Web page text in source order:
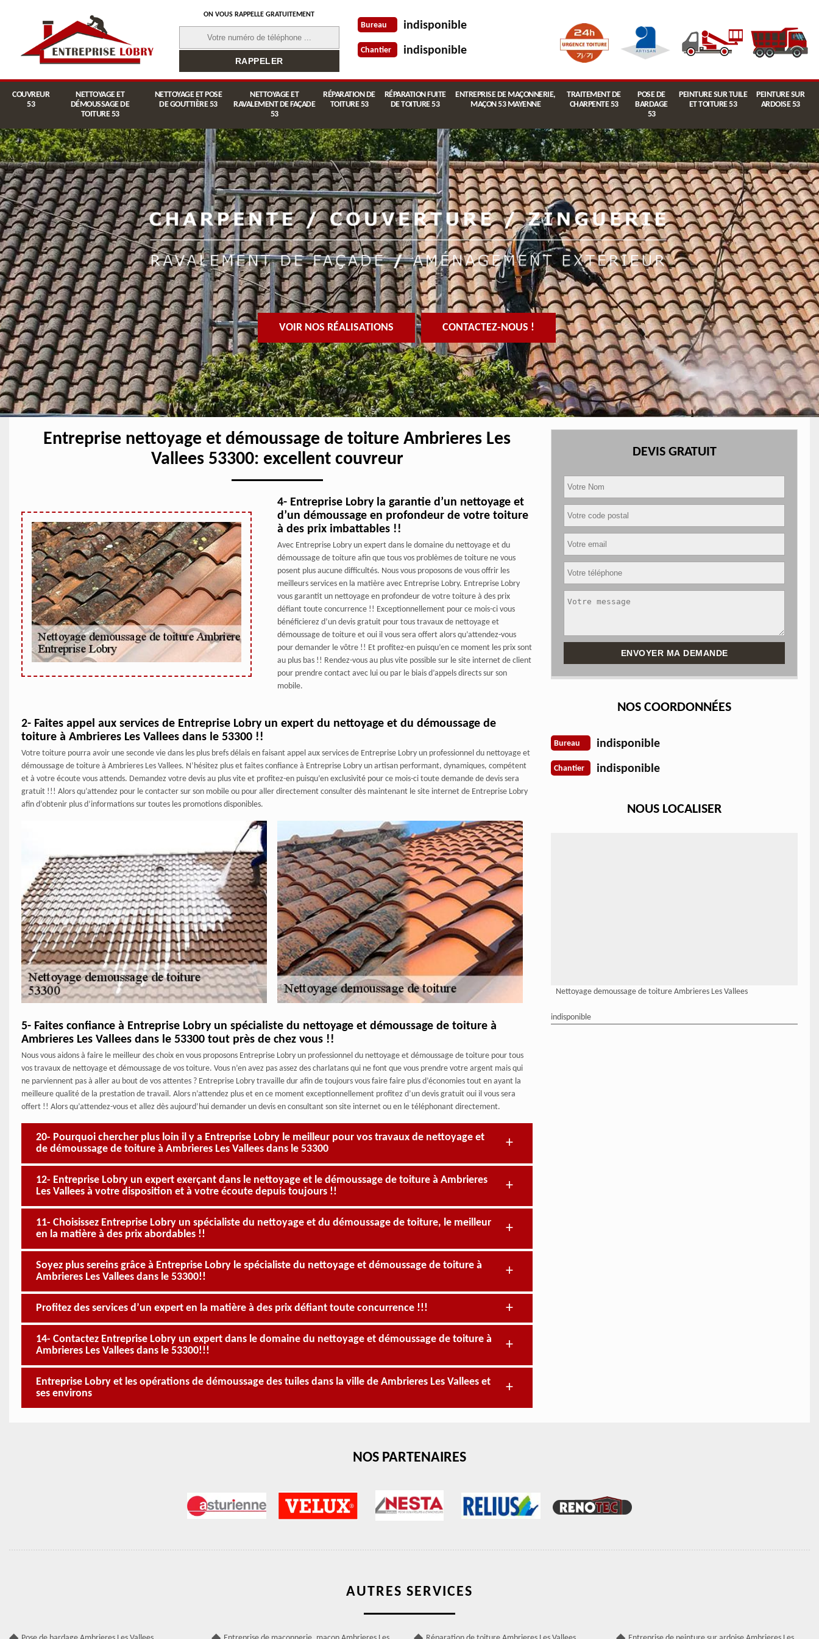
ON VOUS RAPPELLE GRATUITEMENT
Bureau indisponible
Chantier indisponible
COUVREUR
53
NETTOYAGE ET
DÉMOUSSAGE DE
TOITURE 53
NETTOYAGE ET POSE
DE GOUTTIÈRE 53
NETTOYAGE ET
RAVALEMENT DE FAÇADE
53
RÉPARATION DE
TOITURE 53
RÉPARATION FUITE
DE TOITURE 53
ENTREPRISE DE MAÇONNERIE,
MAÇON 53 MAYENNE
TRAITEMENT DE
CHARPENTE 53
POSE DE
BARDAGE
53
PEINTURE SUR TUILE
ET TOITURE 53
PEINTURE SUR
ARDOISE 53
VOIR NOS RÉALISATIONS CONTACTEZ-NOUS !
Entreprise nettoyage et démoussage de toiture Ambrieres Les
Vallees 53300: excellent couvreur
4- Entreprise Lobry la garantie d’un nettoyage et
d’un démoussage en profondeur de votre toiture
à des prix imbattables !!
Avec Entreprise Lobry un expert dans le domaine du nettoyage et du
démoussage de toiture afin que tous vos problèmes de toiture ne vous
posent plus aucune difficultés. Nous vous proposons de vous offrir les
meilleurs services en la matière avec Entreprise Lobry. Entreprise Lobry
vous garantit un nettoyage en profondeur de votre toiture à des prix
défiant toute concurrence !! Exceptionnellement pour ce mois-ci vous
bénéficierez d’un devis gratuit pour tous travaux de nettoyage et
démoussage de toiture et oui il vous sera offert alors qu’attendez-vous
pour demander le vôtre !! Et profitez-en puisqu’en ce moment les prix sont
au plus bas !! Rendez-vous au plus vite possible sur le site internet de client
pour prendre contact avec lui ou par le biais d’appels directs sur son
mobile.
2- Faites appel aux services de Entreprise Lobry un expert du nettoyage et du démoussage de
toiture à Ambrieres Les Vallees dans le 53300 !!
Votre toiture pourra avoir une seconde vie dans les plus brefs délais en faisant appel aux services de Entreprise Lobry un professionnel du nettoyage et
démoussage de toiture à Ambrieres Les Vallees. N’hésitez plus et faites confiance à Entreprise Lobry un artisan performant, dynamiques, compétent
et à votre écoute vous attends. Demandez votre devis au plus vite et profitez-en puisqu’en exclusivité pour ce mois-ci toute demande de devis sera
gratuit !!! Alors qu’attendez pour le contacter sur son mobile ou pour aller directement consulter dès maintenant le site internet de Entreprise Lobry
afin d’obtenir plus d’informations sur toutes les promotions disponibles.
5- Faites confiance à Entreprise Lobry un spécialiste du nettoyage et démoussage de toiture à
Ambrieres Les Vallees dans le 53300 tout près de chez vous !!
Nous vous aidons à faire le meilleur des choix en vous proposons Entreprise Lobry un professionnel du nettoyage et démoussage de toiture pour tous
vos travaux de nettoyage et démoussage de vos toiture. Vous n’en avez pas assez des charlatans qui ne font que vous prendre votre argent mais qui
ne parviennent pas à aller au bout de vos attentes ? Entreprise Lobry travaille dur afin de toujours vous faire faire plus d’économies tout en ayant la
meilleure qualité de la prestation de travail. Alors n’attendez plus et en ce moment exceptionnellement profitez d’un devis gratuit oui il vous sera
offert !! Alors qu’attendez-vous et allez dès aujourd’hui demander un devis en consultant son site internet ou en le téléphonant directement.
20- Pourquoi chercher plus loin il y a Entreprise Lobry le meilleur pour vos travaux de nettoyage et
de démoussage de toiture à Ambrieres Les Vallees dans le 53300
12- Entreprise Lobry un expert exerçant dans le nettoyage et le démoussage de toiture à Ambrieres
Les Vallees à votre disposition et à votre écoute depuis toujours !!
11- Choisissez Entreprise Lobry un spécialiste du nettoyage et du démoussage de toiture, le meilleur
en la matière à des prix abordables !!
Soyez plus sereins grâce à Entreprise Lobry le spécialiste du nettoyage et démoussage de toiture à
Ambrieres Les Vallees dans le 53300!!
Profitez des services d’un expert en la matière à des prix défiant toute concurrence !!!
14- Contactez Entreprise Lobry un expert dans le domaine du nettoyage et démoussage de toiture à
Ambrieres Les Vallees dans le 53300!!!
Entreprise Lobry et les opérations de démoussage des tuiles dans la ville de Ambrieres Les Vallees et
ses environs
DEVIS GRATUIT
NOS COORDONNÉES
Bureau indisponible
Chantier indisponible
NOUS LOCALISER
Nettoyage demoussage de toiture Ambrieres Les Vallees
indisponible
NOS PARTENAIRES
AUTRES SERVICES